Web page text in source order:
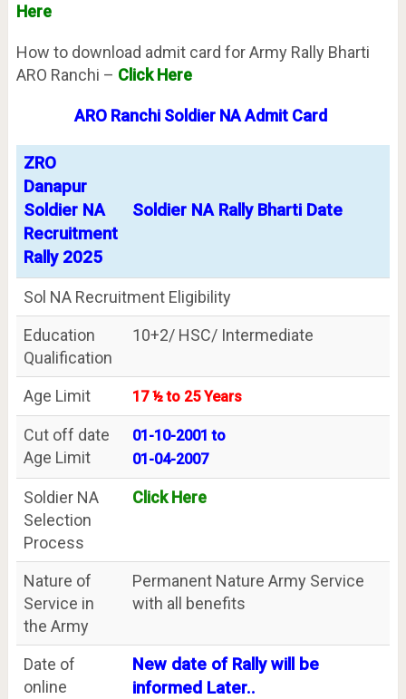
Here
How to download admit card for Army Rally Bharti
ARO Ranchi – Click Here
ARO Ranchi Soldier NA Admit Card
ZRO
Danapur
Soldier NA
Recruitment
Rally 2025
Soldier NA Rally Bharti Date
Sol NA Recruitment Eligibility
Education
Qualification
10+2/ HSC/ Intermediate
Age Limit 17 ½ to 25 Years
Cut off date
Age Limit
01-10-2001 to
01-04-2007
Soldier NA
Selection
Process
Click Here
Nature of
Service in
the Army
Permanent Nature Army Service
with all benefits
Date of
online
New date of Rally will be
informed Later..